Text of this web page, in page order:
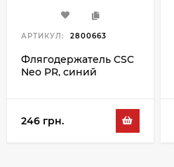
АРТИКУЛ: 2800663
Флягодержатель CSC
Neo PR, синий
246 грн.